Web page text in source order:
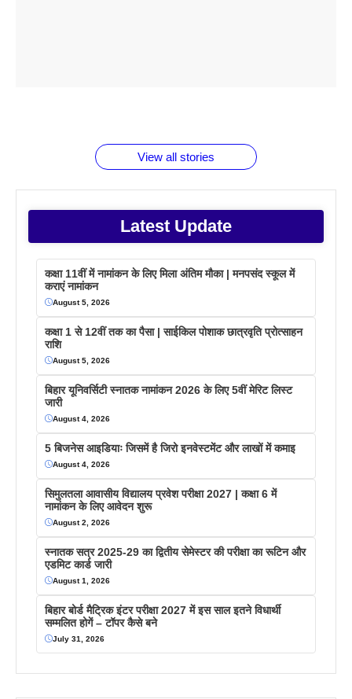
View all stories
Latest Update
कक्षा 11वीं में नामांकन के लिए मिला अंतिम मौका | मनपसंद स्कूल में
कराएं नामांकन
August 5, 2026
कक्षा 1 से 12वीं तक का पैसा | साईकिल पोशाक छात्रवृति प्रोत्साहन
राशि
August 5, 2026
बिहार यूनिवर्सिटी स्नातक नामांकन 2026 के लिए 5वीं मेरिट लिस्ट
जारी
August 4, 2026
5 बिजनेस आइडियाः जिसमें है जिरो इनवेस्टमेंट और लाखों में कमाइ
August 4, 2026
सिमुलतला आवासीय विद्यालय प्रवेश परीक्षा 2027 | कक्षा 6 में
नामांकन के लिए आवेदन शुरू
August 2, 2026
स्नातक सत्र 2025-29 का द्वितीय सेमेस्टर की परीक्षा का रूटिन और
एडमिट कार्ड जारी
August 1, 2026
बिहार बोर्ड मैट्रिक इंटर परीक्षा 2027 में इस साल इतने विधार्थी
सम्मलित होगें – टॉपर कैसे बने
July 31, 2026